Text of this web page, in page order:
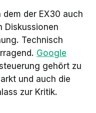
der EX30 auch
Diskussionen
Technisch
Google
gehört zu
und auch die
zur Kritik.